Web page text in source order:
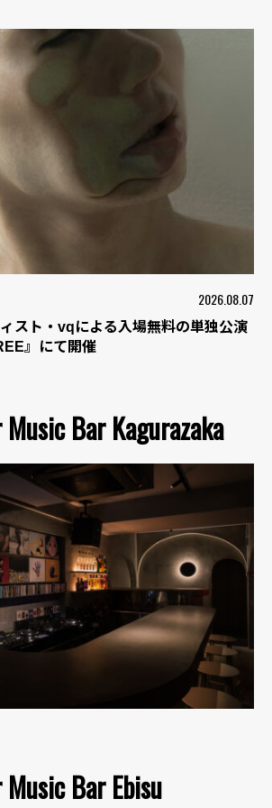
2026.08.07
スト・vqによる入場無料の単独公演
』にて開催
Bar Kagurazaka
Bar Ebisu